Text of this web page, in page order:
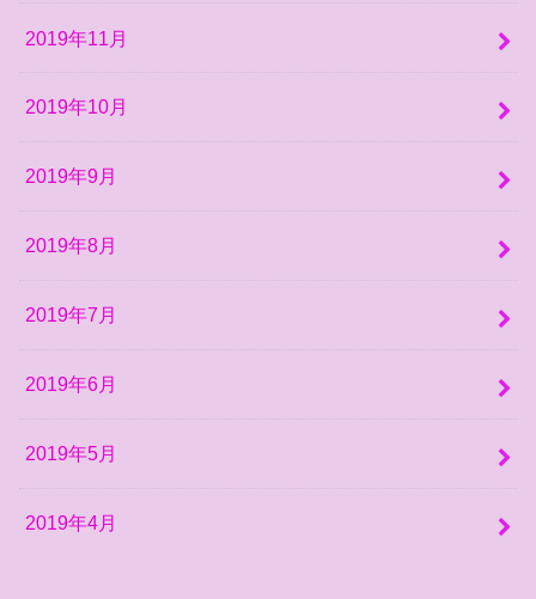
2019年11月
2019年10月
2019年9月
2019年8月
2019年7月
2019年6月
2019年5月
2019年4月